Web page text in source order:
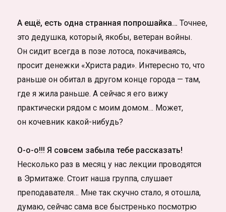
А ещё, есть одна странная попрошайка… Точнее,
это дедушка, который, якобы, ветеран войны.
Он сидит всегда в позе лотоса, покачиваясь,
просит денежки «Христа ради». Интересно то, что
раньше он обитал в другом конце города — там,
где я жила раньше. А сейчас я его вижу
практически рядом с моим домом… Может,
он кочевник какой-нибудь?
О-о-о!!! Я совсем забыла тебе рассказать!
Несколько раз в месяц у нас лекции проводятся
в Эрмитаже. Стоит наша группа, слушает
преподавателя… Мне так скучно стало, я отошла,
думаю, сейчас сама все быстренько посмотрю